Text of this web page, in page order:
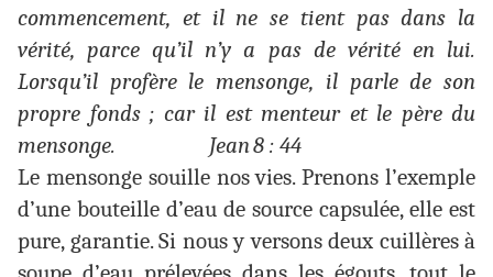
commencement, et il ne se tient pas dans la
vérité, parce qu’il n’y a pas de vérité en lui.
Lorsqu’il profère le mensonge, il parle de son
propre fonds ; car il est menteur et le père du
mensonge. Jean8 : 44
Le mensonge souille nos vies. Prenons l’exemple
d’une bouteille d’eau de source capsulée, elle est
pure, garantie. Si nous y versons deux cuillères à